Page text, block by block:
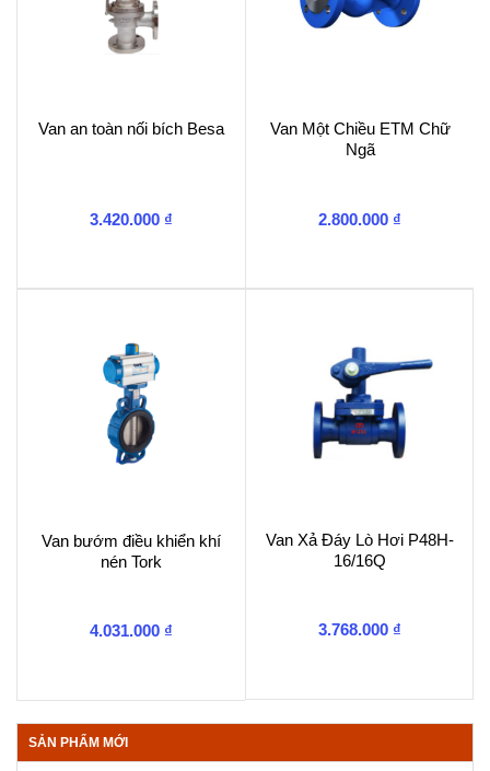
Van an toàn nối bích Besa
3.420.000 ₫
Van Một Chiều ETM Chữ
Ngã
2.800.000 ₫
Van bướm điều khiển khí
nén Tork
4.031.000 ₫
Van Xả Đáy Lò Hơi P48H-
16/16Q
3.768.000 ₫
SẢN PHẨM MỚI